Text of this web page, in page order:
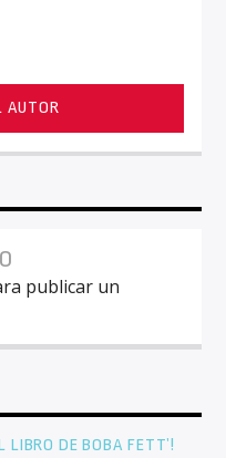
AUTOR
publicar un
LIBRO DE BOBA FETT’!